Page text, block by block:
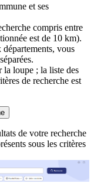
et ses
compris entre
est de 10 km).
vous
la loupe ; la liste des
de recherche est
de votre recherche
sous les critères